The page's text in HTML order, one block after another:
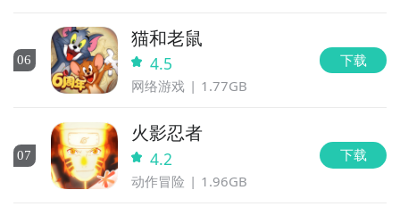
06
猫和老鼠
4.5
网络游戏 1.77GB
下载
07
火影忍者
4.2
动作冒险 1.96GB
下载